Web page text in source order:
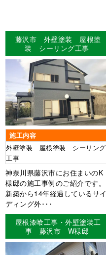
藤沢市 外壁塗装 屋根塗
装 シーリング工事
施工内容
外壁塗装 屋根塗装 シーリング
工事
神奈川県藤沢市にお住まいのK
様邸の施工事例のご紹介です。
新築から14年経過しているサイ
ディング外･･･
屋根漆喰工事・外壁塗装工
事 藤沢市 W様邸